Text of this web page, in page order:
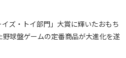
ズ・トイ部門」大賞に輝いたおもち
球盤ゲームの定番商品が大進化を遂